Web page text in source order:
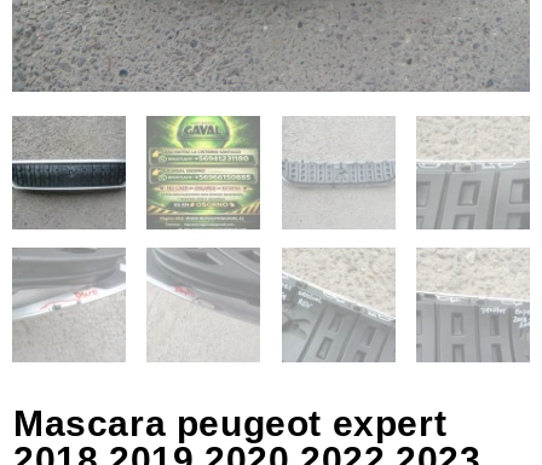
Mascara peugeot expert